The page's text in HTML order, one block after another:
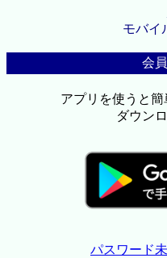
モバイ
会
アプリを使うと
ダウン
パスワード